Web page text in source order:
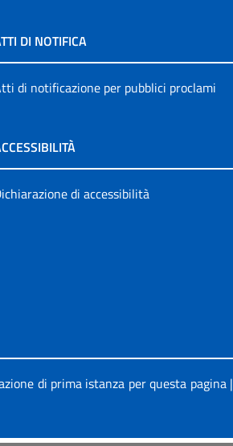
DI NOTIFICA
di notificazione per pubblici proclami
di accessibilità
di prima istanza per questa pagina|